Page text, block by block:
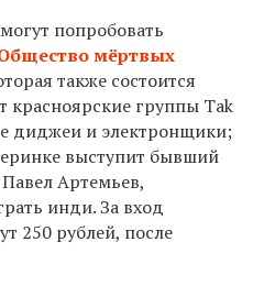
попробовать
мёртвых
также состоится
красноярские группы Tak
диджеи и электронщики;
выступит бывший
Артемьев,
инди. За вход
250 рублей, после